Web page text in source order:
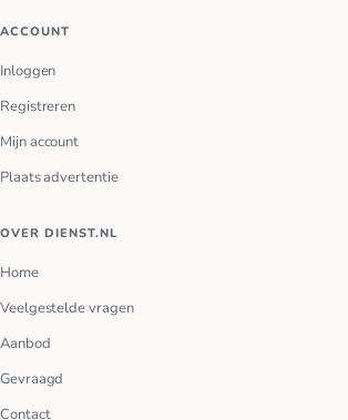
ACCOUNT
Inloggen
Registreren
Mijn account
Plaats advertentie
OVER DIENST.NL
Home
Veelgestelde vragen
Aanbod
Gevraagd
Contact